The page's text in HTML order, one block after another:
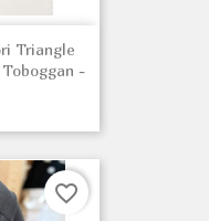
Triangle
Toboggan -
favorite_border